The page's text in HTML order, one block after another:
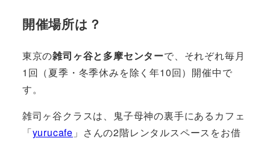
開催場所は？
東京の雑司ヶ谷と多摩センターで、それぞれ毎月
1回（夏季・冬季休みを除く年10回）開催中で
す。
雑司ヶ谷クラスは、鬼子母神の裏手にあるカフェ
「yurucafe 」さんの2階レンタルスペースをお借